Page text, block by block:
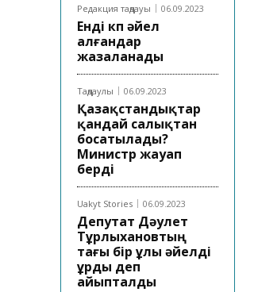
Редакция таңдауы 06.09.2023
Енді көп әйел
алғандар
жазаланады
Таңдаулы 06.09.2023
Қазақстандықтар
қандай салықтан
босатылады?
Министр жауап
берді
Uakyt Stories 06.09.2023
Депутат Дәулет
Тұрлыхановтың
тағы бір ұлы әйелді
ұрды деп
айыпталды